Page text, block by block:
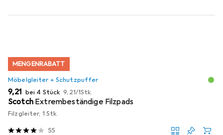
MENGENRABATT
Möbelgleiter + Schutzpuffer
EUR
9,21 bei 4 Stück EUR
9,21/1Stk.
Scotch Extrembeständige Filzpads
Filzgleiter, 1 Stk.
55